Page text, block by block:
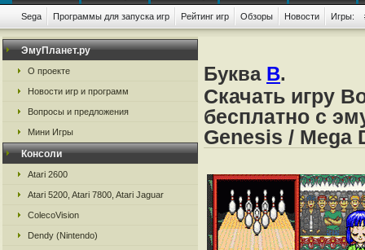
Sega Программы для запуска игр Рейтинг игр Обзоры Новости Игры:
ЭмуПланет.ру
О проекте
Новости игр и программ
Вопросы и предложения
Мини Игры
Консоли
Atari 2600
Atari 5200, Atari 7800, Atari Jaguar
ColecoVision
Dendy (Nintendo)
Буква B.
Скачать игру
бесплатно с
Genesis / Mega